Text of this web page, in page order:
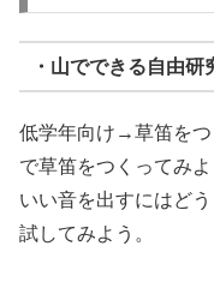
・山でできる自由研
低学年向け →草笛をつ
で草笛をつくってみよ
いい音を出すにはど
試してみよう。